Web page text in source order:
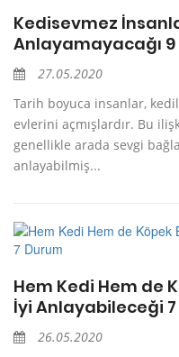
Kedisevmez
Anlayamayacağı 9
27.05.2020
Tarih boyuca insanlar,
evlerini açmışlardır. Bu
genellikle arada sevgi
anlayabilmiş...
Hem Kedi Hem de
İyi Anlayabileceği
26.05.2020